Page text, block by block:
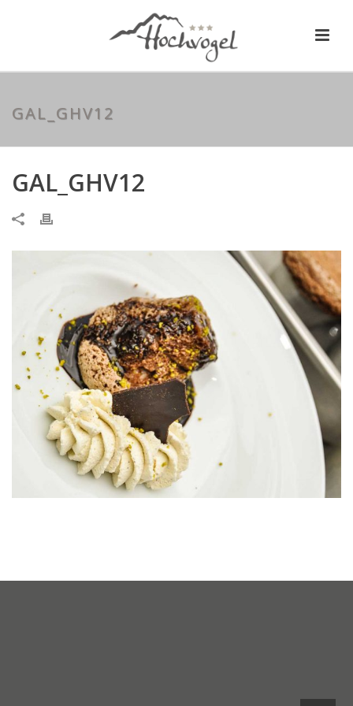
GAL_GHV12
GAL_GHV12